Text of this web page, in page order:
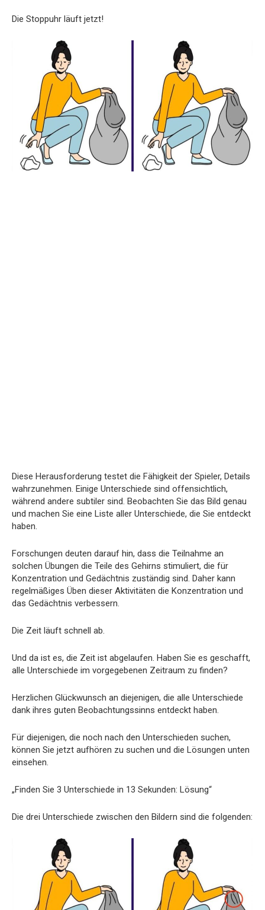
Die Stoppuhr läuft jetzt!
Diese Herausforderung testet die Fähigkeit der Spieler, Details
wahrzunehmen. Einige Unterschiede sind offensichtlich,
während andere subtiler sind. Beobachten Sie das Bild genau
und machen Sie eine Liste aller Unterschiede, die Sie entdeckt
haben.
Forschungen deuten darauf hin, dass die Teilnahme an
solchen Übungen die Teile des Gehirns stimuliert, die für
Konzentration und Gedächtnis zuständig sind. Daher kann
regelmäßiges Üben dieser Aktivitäten die Konzentration und
das Gedächtnis verbessern.
Die Zeit läuft schnell ab.
Und da ist es, die Zeit ist abgelaufen. Haben Sie es geschafft,
alle Unterschiede im vorgegebenen Zeitraum zu finden?
Herzlichen Glückwunsch an diejenigen, die alle Unterschiede
dank ihres guten Beobachtungssinns entdeckt haben.
Für diejenigen, die noch nach den Unterschieden suchen,
können Sie jetzt aufhören zu suchen und die Lösungen unten
einsehen.
„Finden Sie 3 Unterschiede in 13 Sekunden: Lösung“
Die drei Unterschiede zwischen den Bildern sind die folgenden: